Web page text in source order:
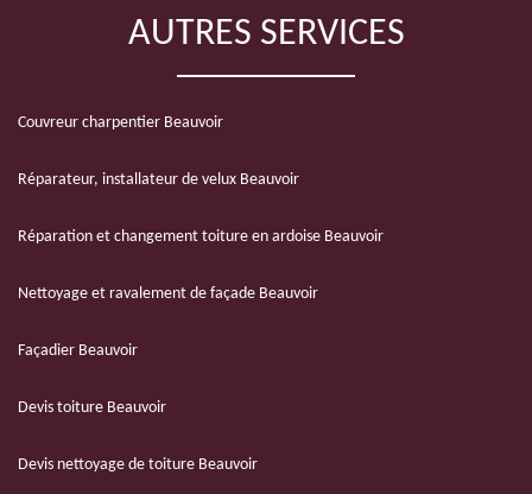
AUTRES SERVICES
Couvreur charpentier Beauvoir
Réparateur, installateur de velux Beauvoir
Réparation et changement toiture en ardoise Beauvoir
Nettoyage et ravalement de façade Beauvoir
Façadier Beauvoir
Devis toiture Beauvoir
Devis nettoyage de toiture Beauvoir